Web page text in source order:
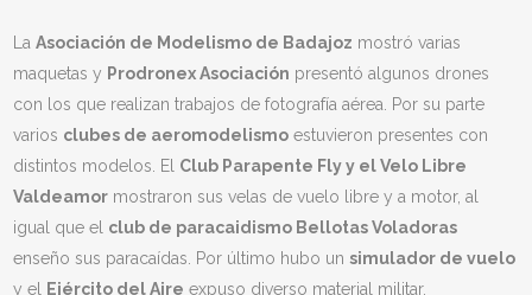
LaAsociación de Modelismo de Badajoz mostró varias
maquetas y Prodronex Asociación presentó algunos drones
con los que realizan trabajos de fotografía aérea. Por su parte
varios clubes de aeromodelismo estuvieron presentes con
distintos modelos. El Club Parapente Fly y el Velo Libre
Valdeamor mostraron sus velas de vuelo libre y a motor, al
igual que el club de paracaidismo Bellotas Voladoras
enseño sus paracaídas. Por último hubo unsimulador de vuelo
y el
Ejército del Aire expuso diverso material militar.